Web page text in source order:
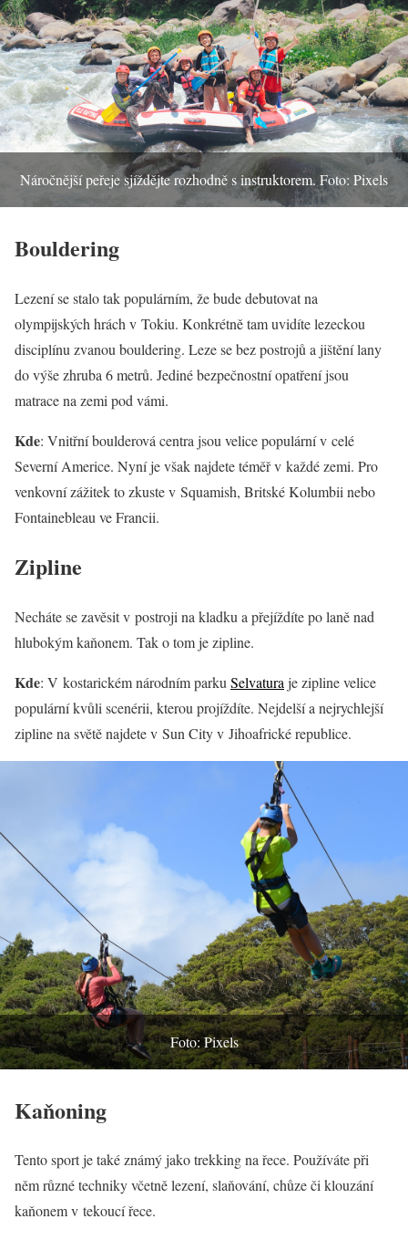
Náročnější peřeje sjíždějte rozhodně s instruktorem. Foto: Pixels
Bouldering
Lezení se stalo tak populárním, že bude debutovat na
olympijských hrách v Tokiu. Konkrétně tam uvidíte lezeckou
disciplínu zvanou bouldering. Leze se bez postrojů a jištění lany
do výše zhruba 6 metrů. Jediné bezpečnostní opatření jsou
matrace na zemi pod vámi.
Kde: Vnitřní boulderová centra jsou velice populární v celé
Severní Americe. Nyní je však najdete téměř v každé zemi. Pro
venkovní zážitek to zkuste v Squamish, Britské Kolumbii nebo
Fontainebleau ve Francii.
Zipline
Necháte se zavěsit v postroji na kladku a přejíždíte po laně nad
hlubokým kaňonem. Tak o tom je zipline.
Kde: V kostarickém národním parkuSelvaturaje zipline velice
populární kvůli scenérii, kterou projíždíte. Nejdelší a nejrychlejší
zipline na světě najdete v Sun City v Jihoafrické republice.
Foto: Pixels
Kaňoning
Tento sport je také známý jako trekking na řece. Používáte při
něm různé techniky včetně lezení, slaňování, chůze či klouzání
kaňonem v tekoucí řece.